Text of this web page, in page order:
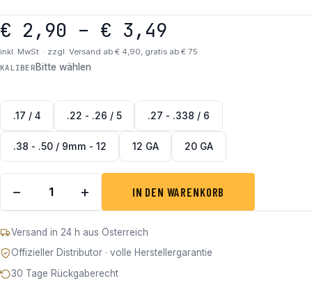
€ 2,90 – € 3,49
inkl. MwSt. · zzgl. Versand ab € 4,90, gratis ab € 75
KALIBER Bitte wählen
.17 / 4 .22 - .26 / 5 .27 - .338 / 6
.38 - .50 / 9mm - 12 12 GA 20 GA
−
Wollwischer Menge
+ IN DEN WARENKORB
Versand in 24 h aus Österreich
Offizieller Distributor · volle Herstellergarantie
30 Tage Rückgaberecht